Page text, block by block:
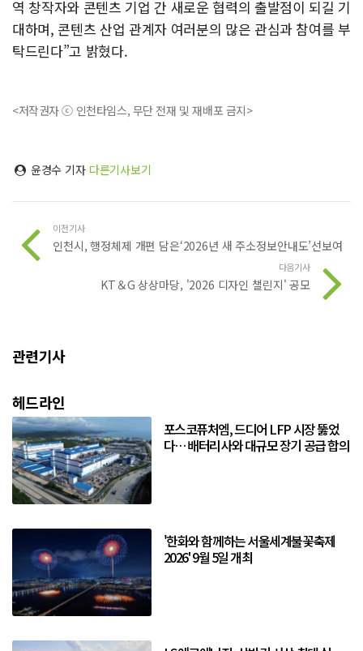
역 창작자와 콘텐츠 기업 간 새로운 협력의 출발점이 되길 기
대하며, 콘텐츠 산업 관계자 여러분의 많은 관심과 참여를 부
탁드린다”고 밝혔다.
<저작권자 ⓒ 인천타임스, 무단 전재 및 재배포 금지>
윤경수 기자 다른기사보기
이전기사
인천시, 행정체제 개편 담은‘2026년 새 주소정보안내도’선보여
다음기사
KT＆G 상상마당, '2026 디자인 챌린지' 공모
관련기사
헤드라인
포스코퓨처엠, 드디어 LFP 시장 뚫었
다… 배터리사와 대규모 장기 공급 합의
'한화와 함께하는 서울세계불꽃축제
2026' 9월 5일 개최